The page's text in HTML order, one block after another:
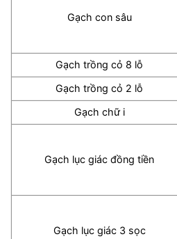
Gạch con sâu
Gạch trồng cỏ 8 lỗ
Gạch trồng cỏ 2 lỗ
Gạch chữ i
Gạch lục giác đồng tiền
Gạch lục giác 3 sọc